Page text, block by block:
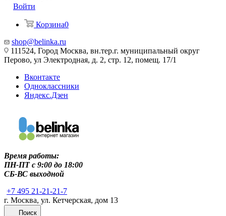
Войти
Корзина0
shop@belinka.ru
111524, Город Москва, вн.тер.г. муниципальный округ
Перово, ул Электродная, д. 2, стр. 12, помещ. 17/1
Вконтакте
Одноклассники
Яндекс.Дзен
Время работы:
ПН-ПТ c 9:00 до 18:00
СБ-ВС выходной
+7 495 21-21-21-7
г. Москва, ул. Кетчерская, дом 13
Поиск